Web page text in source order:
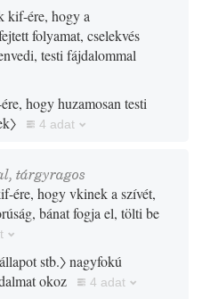
kif-ére, hogy a
folyamat, cselekvés
testi fájdalommal
hogy huzamosan testi
4 adat
tárgyragos
ére, hogy vkinek a szívét,
bánat fogja el, tölti be
stb.〉nagyfokú
okoz
4 adat